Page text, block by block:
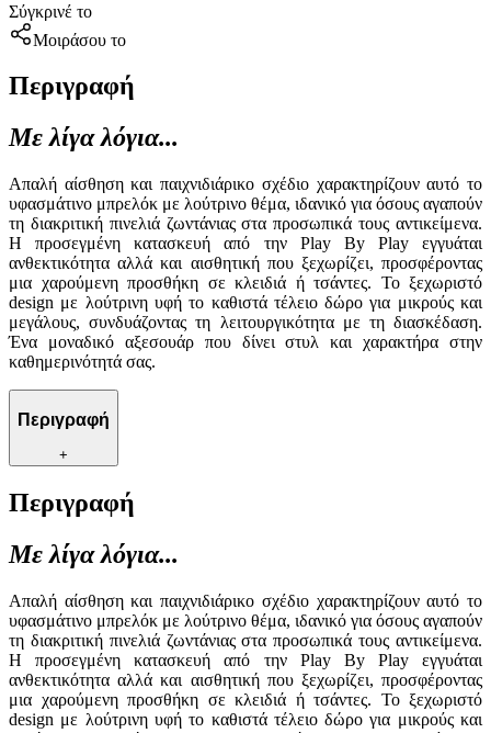
Σύγκρινέ το
Μοιράσου το
Περιγραφή
Με λίγα λόγια...
Απαλή αίσθηση και παιχνιδιάρικο σχέδιο χαρακτηρίζουν αυτό το
υφασμάτινο μπρελόκ με λούτρινο θέμα, ιδανικό για όσους αγαπούν
τη διακριτική πινελιά ζωντάνιας στα προσωπικά τους αντικείμενα.
Η προσεγμένη κατασκευή από την Play By Play εγγυάται
ανθεκτικότητα αλλά και αισθητική που ξεχωρίζει, προσφέροντας
μια χαρούμενη προσθήκη σε κλειδιά ή τσάντες. Το ξεχωριστό
design με λούτρινη υφή το καθιστά τέλειο δώρο για μικρούς και
μεγάλους, συνδυάζοντας τη λειτουργικότητα με τη διασκέδαση.
Ένα μοναδικό αξεσουάρ που δίνει στυλ και χαρακτήρα στην
καθημερινότητά σας.
Περιγραφή
+
Περιγραφή
Με λίγα λόγια...
Απαλή αίσθηση και παιχνιδιάρικο σχέδιο χαρακτηρίζουν αυτό το
υφασμάτινο μπρελόκ με λούτρινο θέμα, ιδανικό για όσους αγαπούν
τη διακριτική πινελιά ζωντάνιας στα προσωπικά τους αντικείμενα.
Η προσεγμένη κατασκευή από την Play By Play εγγυάται
ανθεκτικότητα αλλά και αισθητική που ξεχωρίζει, προσφέροντας
μια χαρούμενη προσθήκη σε κλειδιά ή τσάντες. Το ξεχωριστό
design με λούτρινη υφή το καθιστά τέλειο δώρο για μικρούς και